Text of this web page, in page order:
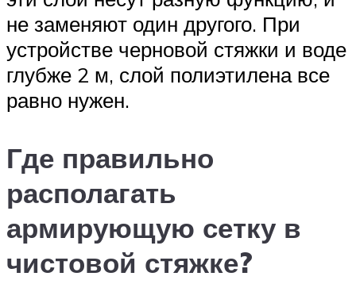
не заменяют один другого. При
устройстве черновой стяжки и воде
глубже 2 м, слой полиэтилена все
равно нужен.
Где правильно
располагать
армирующую сетку в
чистовой стяжке?